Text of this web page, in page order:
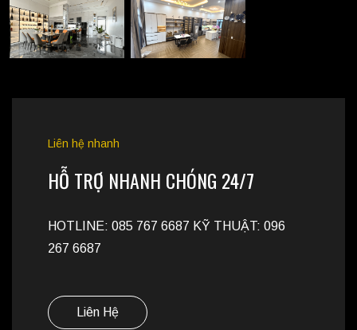
Liên hệ nhanh
HỖ TRỢ NHANH CHÓNG 24/7
HOTLINE: 085 767 6687 KỸ THUẬT: 096
267 6687
Liên Hệ